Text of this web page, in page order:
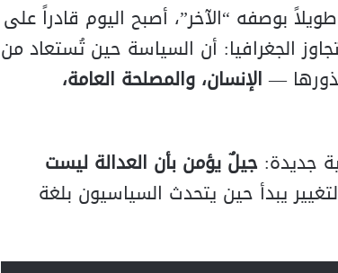
بوصفه “الآخر”، أصبح اليوم قادراً على
الجغرافيا: أن السياسة حين تُستعاد من
—الإنسان، والمصلحة العامة،
جديدة: جيلٌ يؤمن بأن العدالة ليست
يبدأ حين يتحدث السياسيون بلغة